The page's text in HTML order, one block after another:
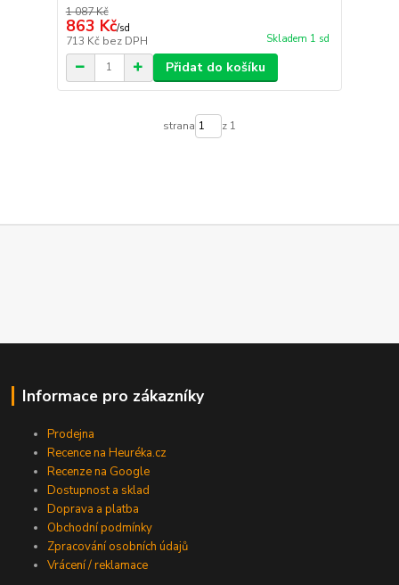
1 087 Kč
863 Kč/sd
713 Kč bez DPH Skladem 1 sd
Přidat do košíku
strana z 1
Informace pro zákazníky
Prodejna
Recence na Heuréka.cz
Recenze na Google
Dostupnost a sklad
Doprava a platba
Obchodní podmínky
Zpracování osobních údajů
Vrácení / reklamace